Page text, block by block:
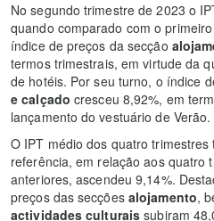
No segundo trimestre de 2023 o
quando comparado com o
índice de preços da secção
termos trimestrais, em virtude da
de hotéis. Por seu turno, o índice
e calçado cresceu 8,92%, em
lançamento do vestuário de Verão.
O IPT médio dos quatro
referência, em relação aos quatro
anteriores, ascendeu 9,14%.
preços das secções alojamento,
actividades culturaissubiram